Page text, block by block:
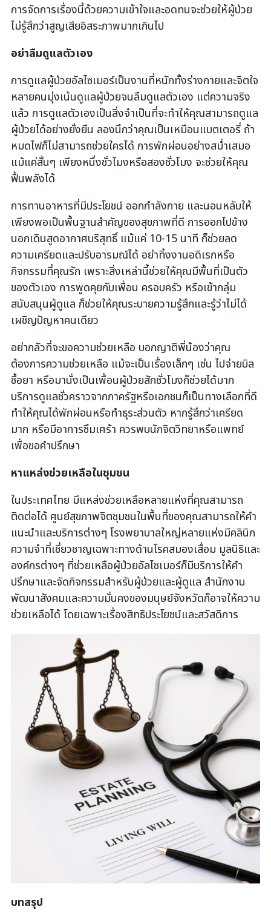
การจัดการเรื่องนี้ด้วยความเข้าใจและอดทนจะช่วยให้ผู้ป่วย
ไม่รู้สึกว่าสูญเสียอิสระภาพมากเกินไป
อย่าลืมดูแลตัวเอง
การดูแลผู้ป่วยอัลไซเมอร์เป็นงานที่หนักทั้งร่างกายและจิตใจ
หลายคนมุ่งเน้นดูแลผู้ป่วยจนลืมดูแลตัวเอง แต่ความจริง
แล้ว การดูแลตัวเองเป็นสิ่งจำเป็นที่จะทำให้คุณสามารถดูแล
ผู้ป่วยได้อย่างยั่งยืน ลองนึกว่าคุณเป็นเหมือนแบตเตอรี่ ถ้า
หมดไฟก็ไม่สามารถช่วยใครได้ การพักผ่อนอย่างสม่ำเสมอ
แม้แค่สั้นๆ เพียงหนึ่งชั่วโมงหรือสองชั่วโมง จะช่วยให้คุณ
ฟื้นพลังได้
การทานอาหารที่มีประโยชน์ ออกกำลังกาย และนอนหลับให้
เพียงพอเป็นพื้นฐานสำคัญของสุขภาพที่ดี การออกไปข้าง
นอกเดินสูดอากาศบริสุทธิ์ แม้แค่ 10-15 นาที ก็ช่วยลด
ความเครียดและปรับอารมณ์ได้ อย่าทิ้งงานอดิเรกหรือ
กิจกรรมที่คุณรัก เพราะสิ่งเหล่านี้ช่วยให้คุณมีพื้นที่เป็นตัว
ของตัวเอง การพูดคุยกับเพื่อน ครอบครัว หรือเข้ากลุ่ม
สนับสนุนผู้ดูแล ก็ช่วยให้คุณระบายความรู้สึกและรู้ว่าไม่ได้
เผชิญปัญหาคนเดียว
อย่ากลัวที่จะขอความช่วยเหลือ บอกญาติพี่น้องว่าคุณ
ต้องการความช่วยเหลือ แม้จะเป็นเรื่องเล็กๆ เช่น ไปจ่ายบิล
ซื้อยา หรือมานั่งเป็นเพื่อนผู้ป่วยสักชั่วโมงก็ช่วยได้มาก
บริการดูแลชั่วคราวจากภาครัฐหรือเอกชนก็เป็นทางเลือกที่ดี
ทำให้คุณได้พักผ่อนหรือทำธุระส่วนตัว หากรู้สึกว่าเครียด
มาก หรือมีอาการซึมเศร้า ควรพบนักจิตวิทยาหรือแพทย์
เพื่อขอคำปรึกษา
หาแหล่งช่วยเหลือในชุมชน
ในประเทศไทย มีแหล่งช่วยเหลือหลายแห่งที่คุณสามารถ
ติดต่อได้ ศูนย์สุขภาพจิตชุมชนในพื้นที่ของคุณสามารถให้คำ
แนะนำและบริการต่างๆ โรงพยาบาลใหญ่หลายแห่งมีคลินิก
ความจำที่เชี่ยวชาญเฉพาะทางด้านโรคสมองเสื่อม มูลนิธิและ
องค์กรต่างๆ ที่ช่วยเหลือผู้ป่วยอัลไซเมอร์ก็มีบริการให้คำ
ปรึกษาและจัดกิจกรรมสำหรับผู้ป่วยและผู้ดูแล สำนักงาน
พัฒนาสังคมและความมั่นคงของมนุษย์จังหวัดก็อาจให้ความ
ช่วยเหลือได้ โดยเฉพาะเรื่องสิทธิประโยชน์และสวัสดิการ
บทสรุป